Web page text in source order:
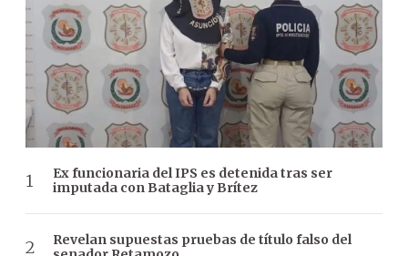
Ex funcionaria del IPS es detenida tras ser
imputada con Bataglia y Brítez
Revelan supuestas pruebas de título falso del